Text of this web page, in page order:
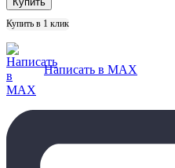
Купить в 1 клик
Написать в MAX